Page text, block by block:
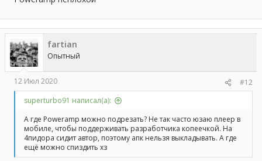
fartian
Опытный
12 Июл 2020
#12
superturbo91 написал(а):
А где Poweramp можно подрезать? Не так часто юзаю плеер в
мобиле, чтобы поддерживать разработчика копеечкой. На
4пидора сидит автор, поэтому апк нельзя выкладывать. А где
ещё можно спиздить хз